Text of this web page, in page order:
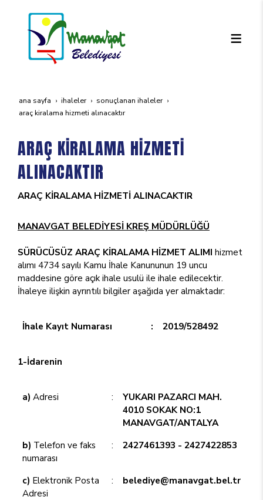
ana sayfa i̇haleler
sonuçlanan i̇haleler
araç ki̇ralama hi̇zmeti̇ alinacaktir
ARAÇ KİRALAMA HİZMETİ
ALINACAKTIR
ARAÇ KİRALAMA HİZMETİ ALINACAKTIR
MANAVGAT BELEDİYESİ KREŞ MÜDÜRLÜĞÜ
SÜRÜCÜSÜZ ARAÇ KİRALAMA HİZMET ALIMI hizmet
alımı 4734 sayılı Kamu İhale Kanununun 19 uncu
maddesine göre açık ihale usulü ile ihale edilecektir.
İhaleye ilişkin ayrıntılı bilgiler aşağıda yer almaktadır:
İhale Kayıt Numarası : 2019/528492
1-İdarenin
a) Adresi :
YUKARI PAZARCI MAH.
4010 SOKAK NO:1
MANAVGAT/ANTALYA
b) Telefon ve faks
numarası
: 2427461393 - 2427422853
c) Elektronik Posta
Adresi
: belediye@manavgat.bel.tr